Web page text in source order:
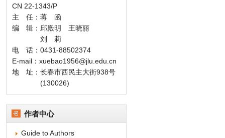
CN 22-1343/P
主 任：蒋 函
编 辑：邱殿明 王晓丽
刘 莉
电 话：0431-88502374
E-mail：xuebao1956@jlu.edu.cn
地 址：长春市西民主大街938号
(130026)
作者中心
Guide to Authors